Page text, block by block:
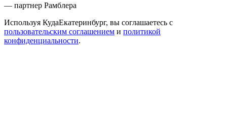
— партнер Рамблера
Используя КудаЕкатеринбург, вы соглашаетесь с
пользовательским соглашением и политикой
конфиденциальности.